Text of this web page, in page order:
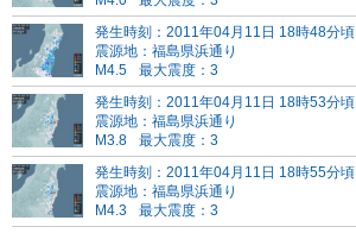
発生時刻：2011年04月11日 18時48分頃
震源地：福島県浜通り
M4.5
最大震度：3
発生時刻：2011年04月11日 18時53分頃
震源地：福島県浜通り
M3.8
最大震度：3
発生時刻：2011年04月11日 18時55分頃
震源地：福島県浜通り
M4.3
最大震度：3